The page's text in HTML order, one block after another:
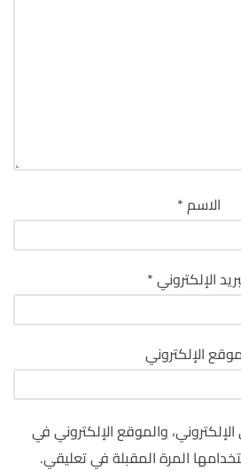
الاسم*
الإلكتروني*
الإلكتروني
والموقع الإلكتروني في
المرة المقبلة في تعليقي.